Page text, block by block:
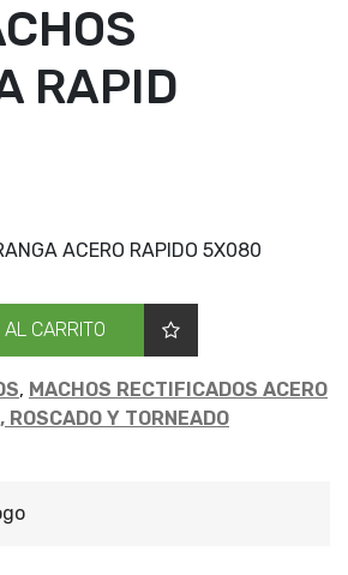
RAPID
ACERO RAPIDO 5X080
CARRITO
, MACHOS RECTIFICADOS ACERO
ROSCADO Y TORNEADO